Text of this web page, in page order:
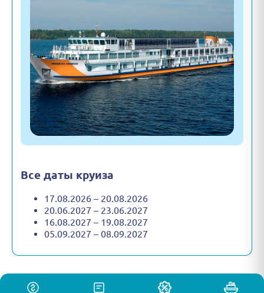
Все даты круиза
17.08.2026 – 20.08.2026
20.06.2027 – 23.06.2027
16.08.2027 – 19.08.2027
05.09.2027 – 08.09.2027